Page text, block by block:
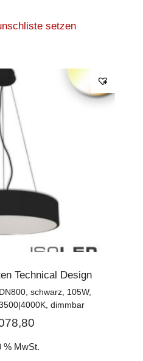
setzen
Technical Design
schwarz, 105W,
dimmbar
% MwSt.